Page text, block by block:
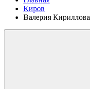
Киров
Валерия Кириллова